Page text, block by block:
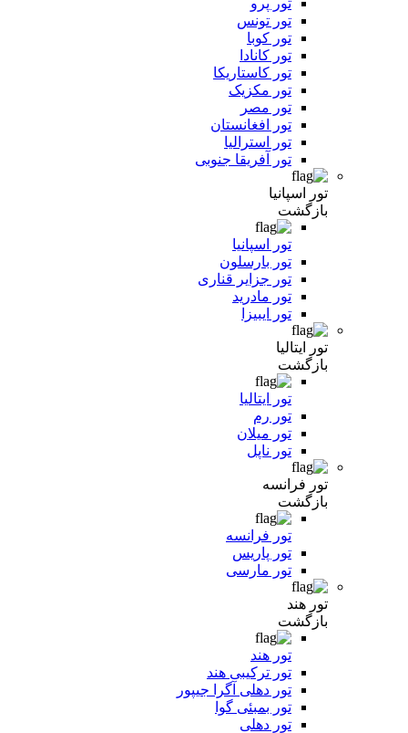
تور پرو
تور تونس
تور کوبا
تور کانادا
تور کاستاریکا
تور مکزیک
تور مصر
تور افغانستان
تور استرالیا
تور آفریقا جنوبی
تور اسپانیا
بازگشت
تور اسپانیا
تور بارسلون
تور جزایر قناری
تور مادرید
تور ایبیزا
تور ایتالیا
بازگشت
تور ایتالیا
تور رم
تور میلان
تور ناپل
تور فرانسه
بازگشت
تور فرانسه
تور پاریس
تور مارسی
تور هند
بازگشت
تور هند
تور ترکیبی هند
تور دهلی آگرا جیپور
تور بمبئی گوا
تور دهلی